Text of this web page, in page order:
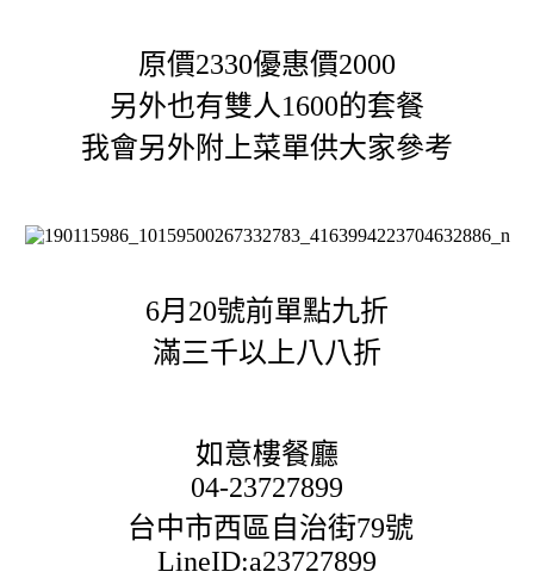
原價2330優惠價2000
另外也有雙人1600的套餐
我會另外附上菜單供大家參考
6月20號前單點九折
滿三千以上八八折
如意樓餐廳
04-23727899
台中市西區自治街79號
LineID:a23727899